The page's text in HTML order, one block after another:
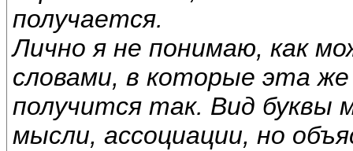
получается.
Лично я не понимаю, как
словами, в которые эта
получится так. Вид
мысли, ассоциации, но